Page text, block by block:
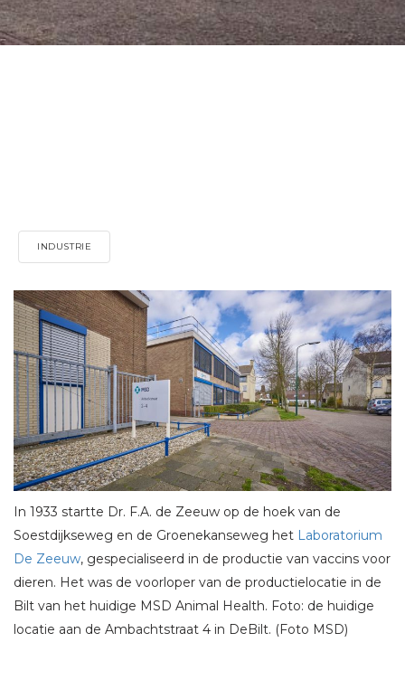
INDUSTRIE
In 1933 startte Dr. F.A. de Zeeuw op de hoek van de
Soestdijkseweg en de Groenekanseweg het Laboratorium
De Zeeuw, gespecialiseerd in de productie van vaccins voor
dieren. Het was de voorloper van de productielocatie in de
Bilt van het huidige MSD Animal Health. Foto: de huidige
locatie aan de Ambachtstraat 4 in DeBilt. (Foto MSD)